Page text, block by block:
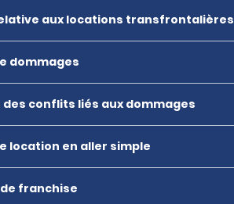
aux locations transfrontalières
dommages
des conflits liés aux dommages
location en aller simple
franchise